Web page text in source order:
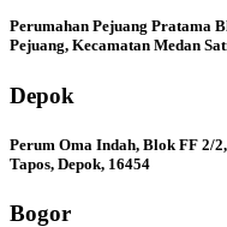
Perumahan Pejuang Pratama
Pejuang, Kecamatan Medan
Depok
Perum Oma Indah, Blok FF 2/
Tapos, Depok, 16454
Bogor